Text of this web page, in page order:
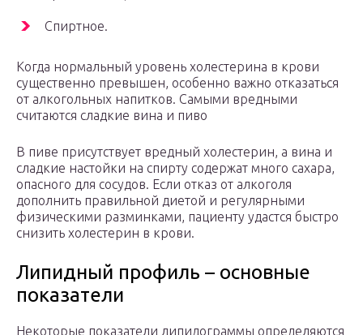
Спиртное.
Когда нормальный уровень холестерина в крови
существенно превышен, особенно важно отказаться
от алкогольных напитков. Самыми вредными
считаются сладкие вина и пиво
В пиве присутствует вредный холестерин, а вина и
сладкие настойки на спирту содержат много сахара,
опасного для сосудов. Если отказ от алкоголя
дополнить правильной диетой и регулярными
физическими разминками, пациенту удастся быстро
снизить холестерин в крови.
Липидный профиль – основные
показатели
Некоторые показатели липидограммы определяются